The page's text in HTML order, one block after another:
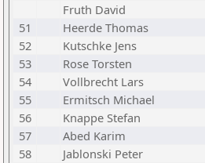
Fruth David
51
Heerde Thomas
52
Kutschke Jens
53
Rose Torsten
54
Vollbrecht Lars
55
Ermitsch Michael
56
Knappe Stefan
57
Abed Karim
58
Jablonski Peter